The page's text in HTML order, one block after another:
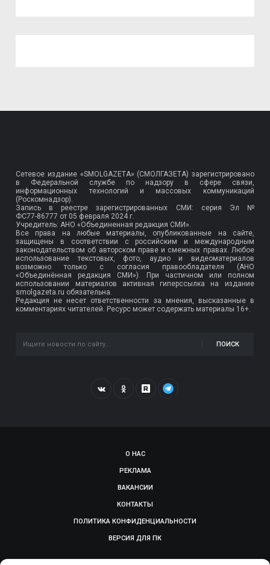
Сетевое издание «SMOLGAZETA» (СМОЛГАЗЕТА) зарегистрировано
в Федеральной службе по надзору в сфере связи,
информационных технологий и массовых коммуникаций
(Роскомнадзор).
Запись в реестре зарегистрированных СМИ: серия Эл №
ФС77-86777 от 05 февраля 2024 г.
Учредитель: АНО «Объединенная редакция СМИ».
Все права на любые материалы, опубликованные на сайте,
защищены в соответствии с российским и международным
законодательством об авторском праве и смежных правах. Любое
использование текстовых, фото, аудио и видеоматериалов
возможно только с согласия правообладателя (АНО
«Объединённая редакция СМИ»). При частичном или полном
использовании материалов активная гиперссылка на издание
smolgazeta.ru обязательна.
Редакция не несет ответственности за мнения, высказанные в
комментариях читателей. Ресурс может содержать материалы 16+.
ПОИСК
О НАС
РЕКЛАМА
ВАКАНСИИ
КОНТАКТЫ
ПОЛИТИКА КОНФИДЕНЦИАЛЬНОСТИ
ВЕРСИЯ ДЛЯ ПК